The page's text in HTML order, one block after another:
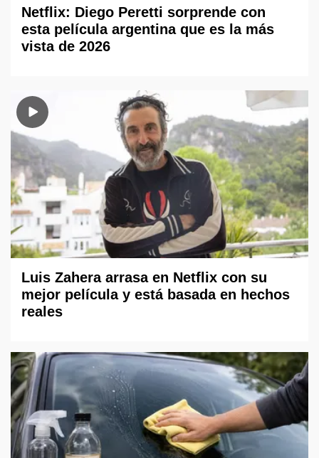
Netflix: Diego Peretti sorprende con
esta película argentina que es la más
vista de 2026
Luis Zahera arrasa en Netflix con su
mejor película y está basada en hechos
reales